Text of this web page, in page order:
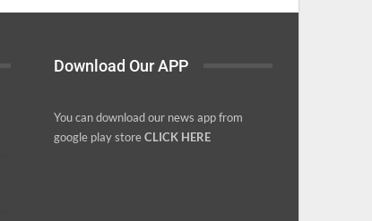
Download Our APP
You can download our news app from
google play storeCLICK HERE